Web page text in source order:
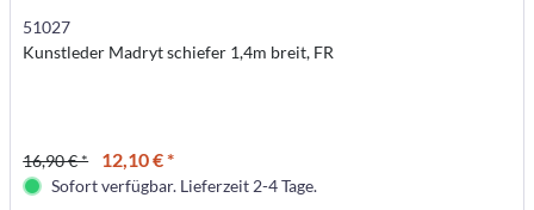
51027
Kunstleder Madryt schiefer 1,4m breit, FR
16,90 € * 12,10 € *
Sofort verfügbar. Lieferzeit 2-4 Tage.